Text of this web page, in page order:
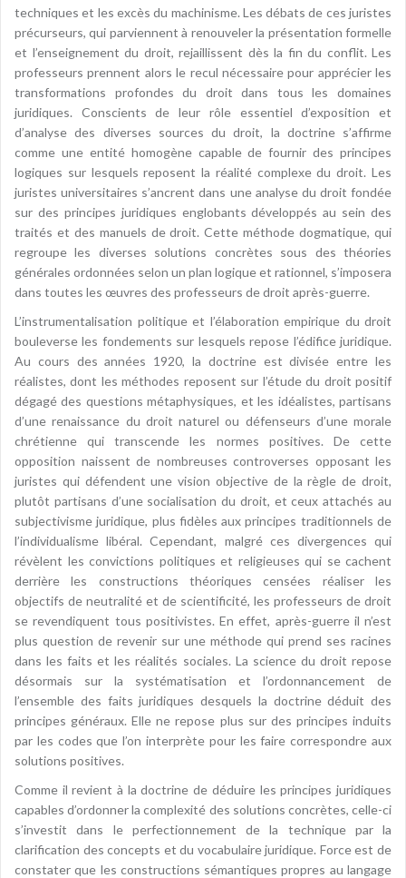
techniques et les excès du machinisme. Les débats de ces juristes
précurseurs, qui parviennent à renouveler la présentation formelle
et l’enseignement du droit, rejaillissent dès la fin du conflit. Les
professeurs prennent alors le recul nécessaire pour apprécier les
transformations profondes du droit dans tous les domaines
juridiques. Conscients de leur rôle essentiel d’exposition et
d’analyse des diverses sources du droit, la doctrine s’affirme
comme une entité homogène capable de fournir des principes
logiques sur lesquels reposent la réalité complexe du droit. Les
juristes universitaires s’ancrent dans une analyse du droit fondée
sur des principes juridiques englobants développés au sein des
traités et des manuels de droit. Cette méthode dogmatique, qui
regroupe les diverses solutions concrètes sous des théories
générales ordonnées selon un plan logique et rationnel, s’imposera
dans toutes les œuvres des professeurs de droit après-guerre.
L’instrumentalisation politique et l’élaboration empirique du droit
bouleverse les fondements sur lesquels repose l’édifice juridique.
Au cours des années 1920, la doctrine est divisée entre les
réalistes, dont les méthodes reposent sur l’étude du droit positif
dégagé des questions métaphysiques, et les idéalistes, partisans
d’une renaissance du droit naturel ou défenseurs d’une morale
chrétienne qui transcende les normes positives. De cette
opposition naissent de nombreuses controverses opposant les
juristes qui défendent une vision objective de la règle de droit,
plutôt partisans d’une socialisation du droit, et ceux attachés au
subjectivisme juridique, plus fidèles aux principes traditionnels de
l’individualisme libéral. Cependant, malgré ces divergences qui
révèlent les convictions politiques et religieuses qui se cachent
derrière les constructions théoriques censées réaliser les
objectifs de neutralité et de scientificité, les professeurs de droit
se revendiquent tous positivistes. En effet, après-guerre il n’est
plus question de revenir sur une méthode qui prend ses racines
dans les faits et les réalités sociales. La science du droit repose
désormais sur la systématisation et l’ordonnancement de
l’ensemble des faits juridiques desquels la doctrine déduit des
principes généraux. Elle ne repose plus sur des principes induits
par les codes que l’on interprète pour les faire correspondre aux
solutions positives.
Comme il revient à la doctrine de déduire les principes juridiques
capables d’ordonner la complexité des solutions concrètes, celle-ci
s’investit dans le perfectionnement de la technique par la
clarification des concepts et du vocabulaire juridique. Force est de
constater que les constructions sémantiques propres au langage